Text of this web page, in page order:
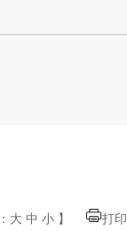
大 中 小 】 打印